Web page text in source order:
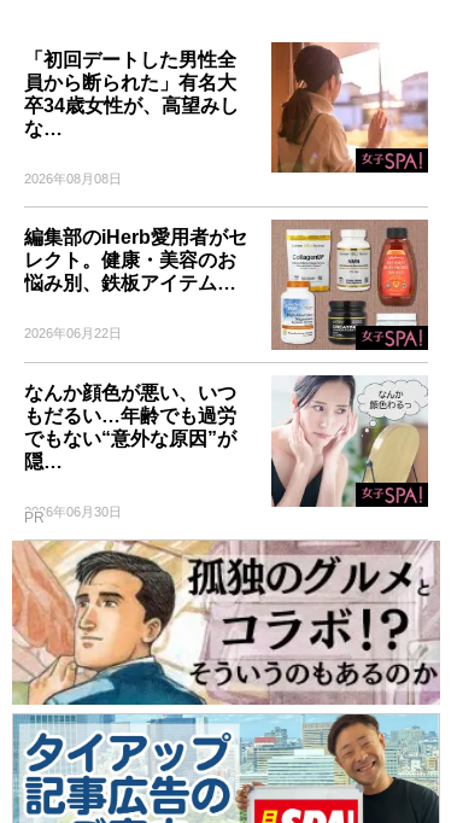
「初回デートした男性全
員から断られた」有名大
卒34歳女性が、高望みし
な…
2026年08月08日
編集部のiHerb愛用者がセ
レクト。健康・美容のお
悩み別、鉄板アイテム…
2026年06月22日
なんか顔色が悪い、いつ
もだるい…年齢でも過労
でもない“意外な原因”が
隠…
2026年06月30日
PR